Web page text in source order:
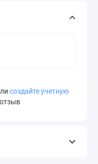
создайте учетную